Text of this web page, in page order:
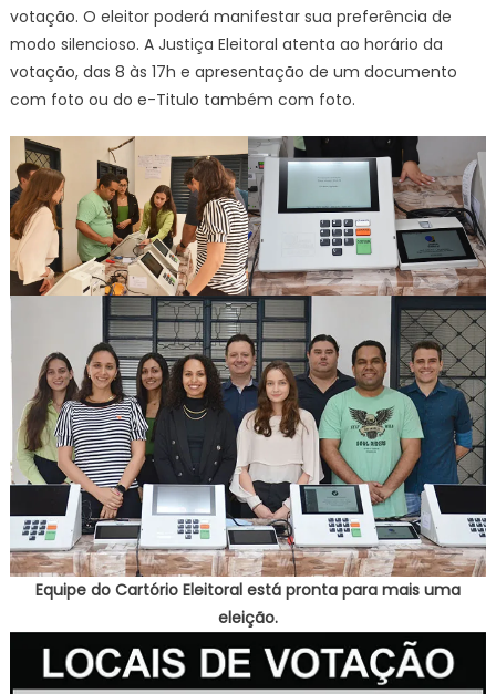
votação. O eleitor poderá manifestar sua preferência de
modo silencioso. A Justiça Eleitoral atenta ao horário da
votação, das 8 às 17h e apresentação de um documento
com foto ou do e-Titulo também com foto.
Equipe do Cartório Eleitoral está pronta para mais uma
eleição.